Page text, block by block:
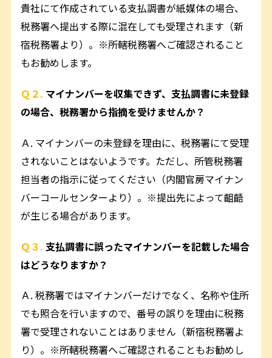
貴社にて作成されている支払調書が紙媒体の場合、
税務署へ提出する際に混在しても受理されます（新
宿税務署より）。※所轄税務署へご確認されること
もお勧めします。
Ｑ２. マイナンバーを収集できず、支払調書に未登録
の場合、税務署から指摘を受けませんか？
Ａ. マイナンバーの未登録を理由に、税務署にて受理
されないことはないようです。ただし、所管税務署
担当者の指示に従ってください（内閣官房マイナン
バーコールセンターより）。※提出先によって齟齬
が生じる場合があります。
Ｑ３. 支払調書に誤ったマイナンバーを記載した場合
はどうなりますか？
Ａ. 税務署ではマイナンバーだけでなく、名称や住所
でも照合を行いますので、番号の誤りを理由に税務
署で受理されないことはありません（新宿税務署よ
り）。※所轄税務署へご確認されることもお勧めし